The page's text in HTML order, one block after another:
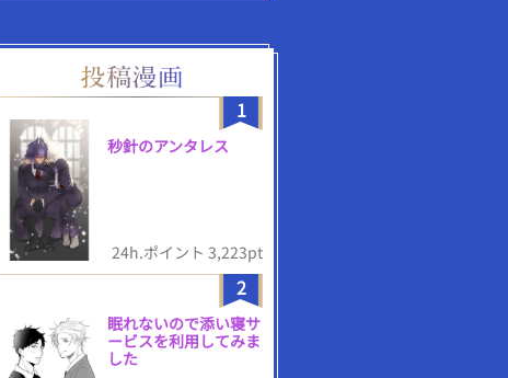
1
秒針のアンタレス
24h.ポイント 3,223pt
2
眠れないので添い寝サ
ービスを利用してみま
した